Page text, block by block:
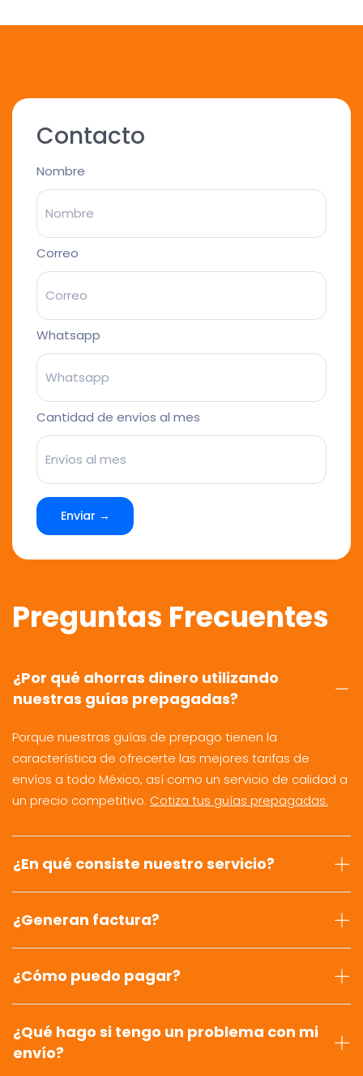
Contacto
Nombre
Correo
Whatsapp
Cantidad de envíos al mes
Enviar →
Preguntas Frecuentes
¿Por qué ahorras dinero utilizando
nuestras guías prepagadas?
Porque nuestras guías de prepago tienen la
característica de ofrecerte las mejores tarifas de
envíos a todo México, así como un servicio de calidad a
un precio competitivo. Cotiza tus guías prepagadas.
¿En qué consiste nuestro servicio?
¿Generan factura?
¿Cómo puedo pagar?
¿Qué hago si tengo un problema con mi
envío?